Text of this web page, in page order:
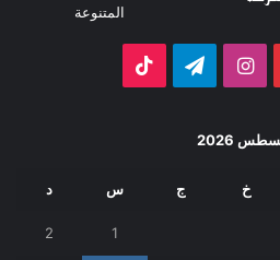
المتنوعة
انستقرامتيلقرام
2026
خ ج س د
1
2